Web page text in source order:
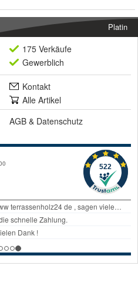
Platin
175 Verkäufe
Gewerblich
Kontakt
Alle Artikel
AGB & Datenschutz